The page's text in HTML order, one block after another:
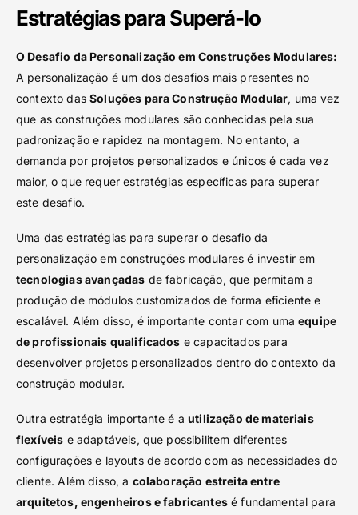
Estratégias para Superá-lo
O Desafio da Personalização em Construções Modulares:
A personalização é um dos desafios mais presentes no
contexto dasSoluções para Construção Modular, uma vez
que as construções modulares são conhecidas pela sua
padronização e rapidez na montagem. No entanto, a
demanda por projetos personalizados e únicos é cada vez
maior, o que requer estratégias específicas para superar
este desafio.
Uma das estratégias para superar o desafio da
personalização em construções modulares é investir em
tecnologias avançadas de fabricação, que permitam a
produção de módulos customizados de forma eficiente e
escalável. Além disso, é importante contar com umaequipe
de profissionais qualificados e capacitados para
desenvolver projetos personalizados dentro do contexto da
construção modular.
Outra estratégia importante é autilização de materiais
flexíveis e adaptáveis, que possibilitem diferentes
configurações e layouts de acordo com as necessidades do
cliente. Além disso, a colaboração estreita entre
arquitetos, engenheiros e fabricantesé fundamental para